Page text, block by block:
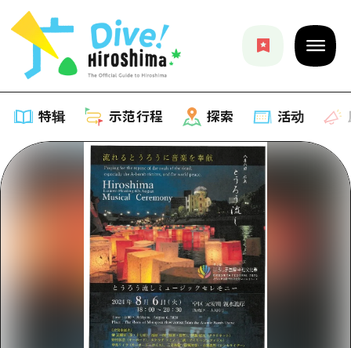
特辑 示范行程 探索 活动
特辑
列表
推荐
艺术
活动·庙会
美食·酒水
示范行程
列表
Dive!Hiroshima官方向导
广岛随意旅行
探索
列表
广岛市内
活动